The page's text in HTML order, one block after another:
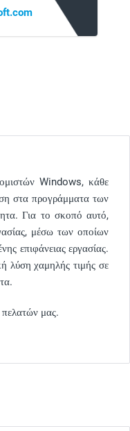
Windows, κάθε
στα προγράμματα των
Για το σκοπό αυτό,
μέσω των οποίων
επιφάνειας εργασίας.
λύση χαμηλής τιμής σε
πελατών μας.